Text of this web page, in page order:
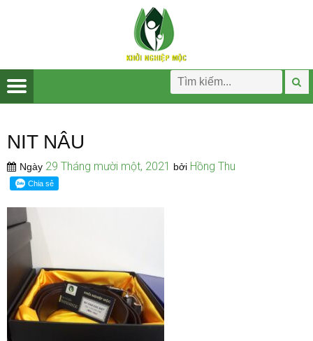
NIT NÂU
Ngày 29 Tháng mười một, 2021 bởi Hồng Thu